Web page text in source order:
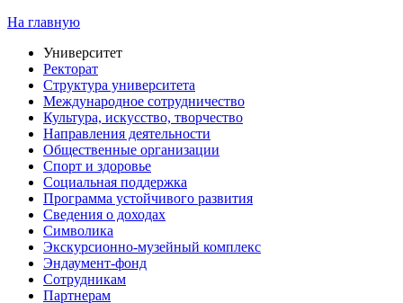
На главную
Университет
Ректорат
Структура университета
Международное сотрудничество
Культура, искусство, творчество
Направления деятельности
Общественные организации
Спорт и здоровье
Социальная поддержка
Программа устойчивого развития
Сведения о доходах
Символика
Экскурсионно-музейный комплекс
Эндаумент-фонд
Сотрудникам
Партнерам